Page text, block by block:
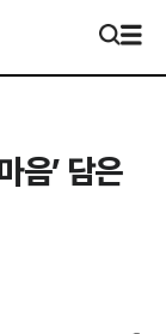
음’ 담은